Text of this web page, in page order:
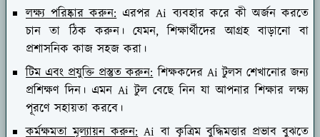
লক্ষ্য পরিষ্কার করুন:এরপর Ai ব্যবহার করে কী অর্জন করতে
চান তা ঠিক করুন। যেমন, শিক্ষার্থীদের আগ্রহ বাড়ানো বা
প্রশাসনিক কাজ সহজ করা।
টিম এবং প্রযুক্তি প্রস্তুত করুন:শিক্ষকদের Ai টুলস শেখানোর জন্য
প্রশিক্ষণ দিন। এমন Ai টুল বেছে নিন যা আপনার শিক্ষার লক্ষ্য
পূরণে সহায়তা করবে।
কর্মক্ষমতা মূল্যায়ন করুন:Ai বা কৃত্রিম বুদ্ধিমত্তার প্রভাব বুঝতে